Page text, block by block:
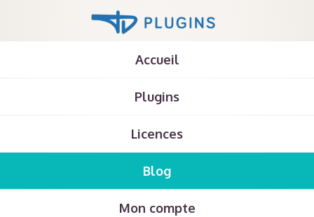
Accueil
Plugins
Licences
Blog
Mon compte